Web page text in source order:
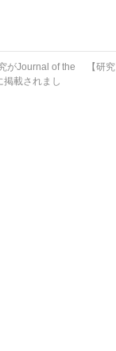
がJournal of the
載されまし
【研